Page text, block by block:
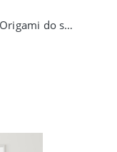
Plakat na ścianę Nowofundland Origami do salonu